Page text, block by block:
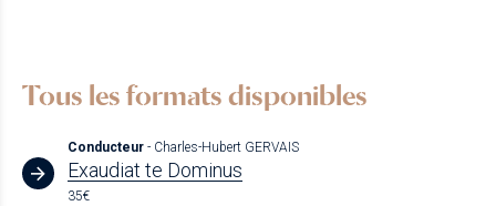
Tous les formats disponibles
Conducteur - Charles-Hubert GERVAIS
Exaudiat te Dominus
35€